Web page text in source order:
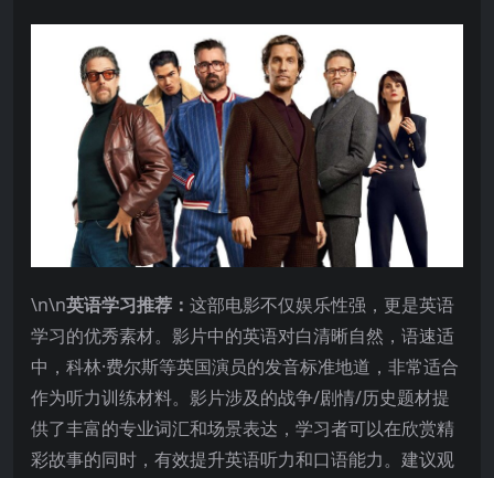
\n\n英语学习推荐： 这部电影不仅娱乐性强，更是英语
学习的优秀素材。影片中的英语对白清晰自然，语速适
中，科林·费尔斯等英国演员的发音标准地道，非常适合
作为听力训练材料。影片涉及的战争/剧情/历史题材提
供了丰富的专业词汇和场景表达，学习者可以在欣赏精
彩故事的同时，有效提升英语听力和口语能力。建议观